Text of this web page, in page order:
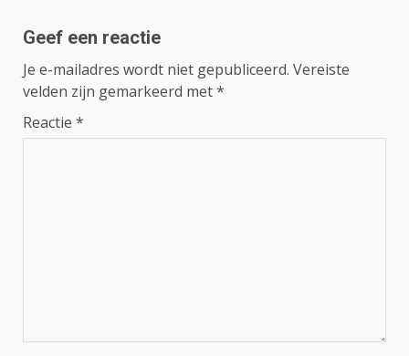
Geef een reactie
Je e-mailadres wordt niet gepubliceerd. Vereiste
velden zijn gemarkeerd met*
Reactie *